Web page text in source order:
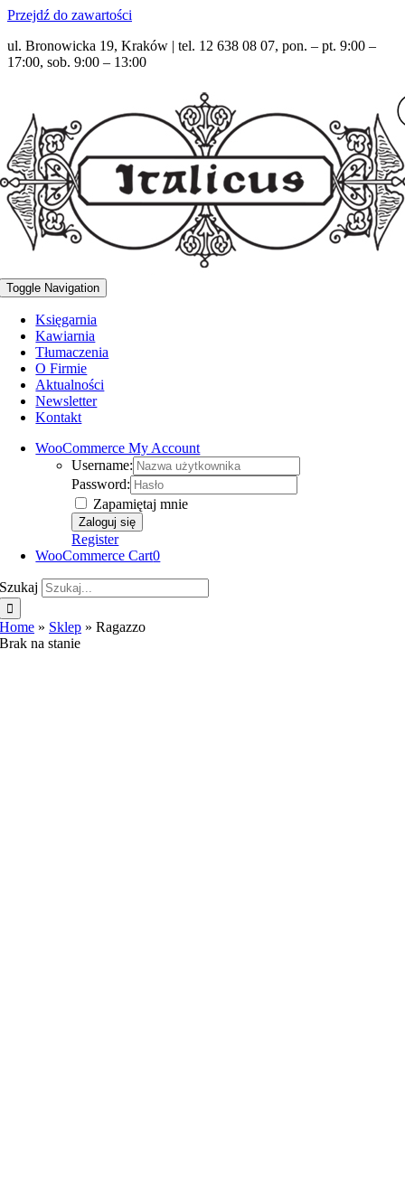
Przejdź do zawartości
ul. Bronowicka 19, Kraków | tel. 12 638 08 07, pon. – pt. 9:00 –
17:00, sob. 9:00 – 13:00
Toggle Navigation
Księgarnia
Kawiarnia
Tłumaczenia
O Firmie
Aktualności
Newsletter
Kontakt
WooCommerce My Account
Username:
Password:
Zapamiętaj mnie
Register
WooCommerce Cart0
Szukaj
Home » Sklep »Ragazzo
Brak na stanie